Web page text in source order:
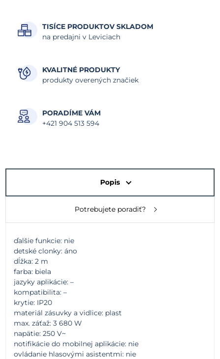
TISÍCE PRODUKTOV SKLADOM
na predajni v Leviciach
KVALITNÉ PRODUKTY
produkty overených značiek
PORADÍME VÁM
+421 904 513 594
Popis
Potrebujete poradiť?
ďalšie funkcie: nie
detské clonky: áno
dĺžka: 2 m
farba: biela
jazyky aplikácie: –
kompatibilita: –
krytie: IP20
materiál zásuvky a vidlice: plast
max. záťaž: 3 680 W
napätie: 250 V~
notifikácie do mobilnej aplikácie: nie
ovládanie hlasovými asistentmi: nie